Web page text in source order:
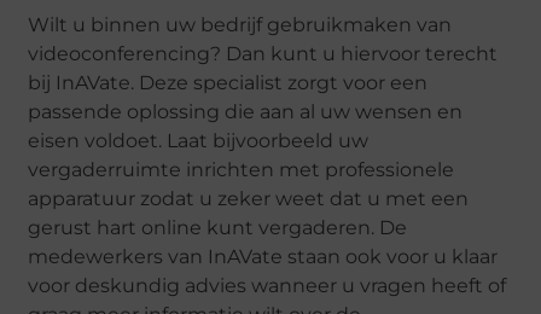
Wilt u binnen uw bedrijf gebruikmaken van
videoconferencing? Dan kunt u hiervoor terecht
bij InAVate. Deze specialist zorgt voor een
passende oplossing die aan al uw wensen en
eisen voldoet. Laat bijvoorbeeld uw
vergaderruimte inrichten met professionele
apparatuur zodat u zeker weet dat u met een
gerust hart online kunt vergaderen. De
medewerkers van InAVate staan ook voor u klaar
voor deskundig advies wanneer u vragen heeft of